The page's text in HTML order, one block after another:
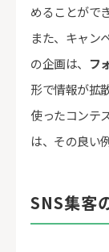
めることがで
また、キャン
の企画は、 フ
形で情報が拡
使ったコンテ
は、その良い
SNS集客